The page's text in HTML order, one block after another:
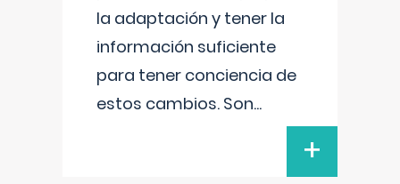
la adaptación y tener la
información suficiente
para tener conciencia de
estos cambios. Son...
+